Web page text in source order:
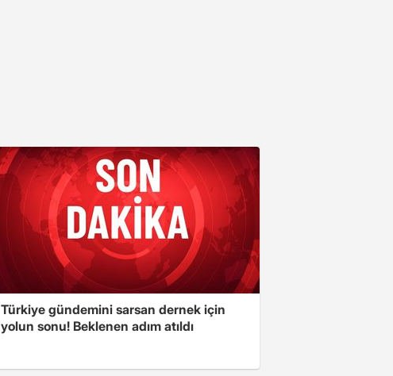
Türkiye gündemini sarsan dernek için
yolun sonu! Beklenen adım atıldı